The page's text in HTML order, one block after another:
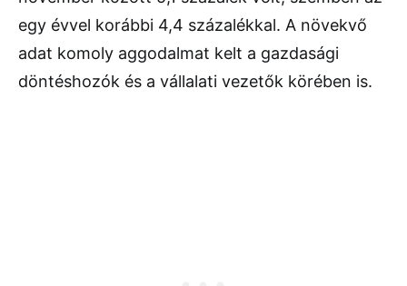
egy évvel korábbi 4,4 százalékkal. A növekvő
adat komoly aggodalmat kelt a gazdasági
döntéshozók és a vállalati vezetők körében is.